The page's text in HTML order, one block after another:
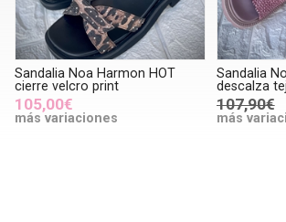
Sandalia Noa Harmon HOT
cierre velcro print
105,00€
más variaciones
Sandalia
descalza
107,90€
más